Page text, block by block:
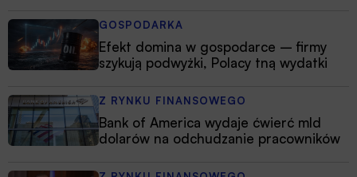
GOSPODARKA
Efekt domina w gospodarce – firmy
szykują podwyżki, Polacy tną wydatki
Z RYNKU FINANSOWEGO
Bank of America wydaje ćwierć mld
dolarów na odchudzanie pracowników